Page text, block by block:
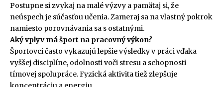
Postupne si zvykaj na malé výzvy a pamätaj si, že
neúspech je súčasťou učenia. Zameraj sa na vlastný pokrok
namiesto porovnávania sa s ostatnými.
Aký vplyv má šport na pracovný výkon?
Športovci často vykazujú lepšie výsledky v práci vďaka
vyššej disciplíne, odolnosti voči stresu a schopnosti
tímovej spolupráce. Fyzická aktivita tiež zlepšuje